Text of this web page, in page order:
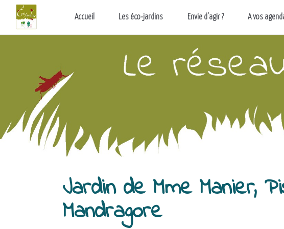
Aller au contenu principal
Accueil Les éco-jardins Envie d'agir ? A vos
Jardin de Mme Manier,
Mandragore